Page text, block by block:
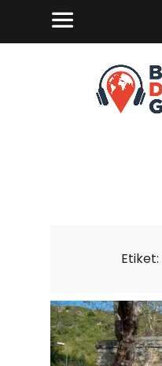
Etiket: